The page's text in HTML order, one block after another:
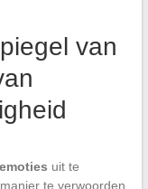
van
emoties uit te
te verwoorden